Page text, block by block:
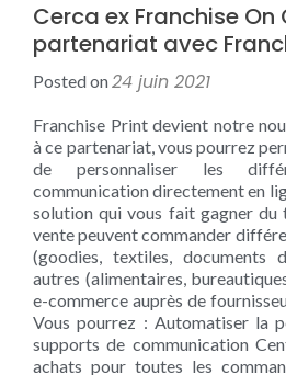
Cerca ex Franchise
partenariat avec
Posted on24 juin 2021
Franchise Print devient notre
à ce partenariat, vous pourrez
de personnaliser les
communication directement en
solution qui vous fait gagner
vente peuvent commander
(goodies, textiles, documents
autres (alimentaires,
e-commerce auprès de
Vous pourrez : Automatiser la
supports de communication
achats pour toutes les